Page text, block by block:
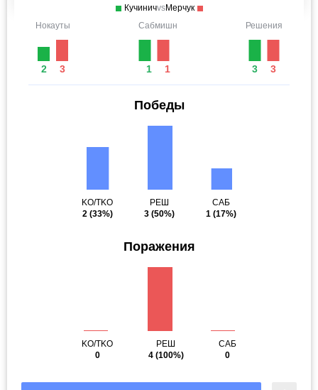
КучиничvsМерчук
Нокауты
2 3
Сабмишн
1 1
Решения
3 3
Победы
KO/TKO
2(33%)
РЕШ
3 (50%)
САБ
1 (17%)
Поражения
KO/TKO
0
РЕШ
4(100%)
САБ
0